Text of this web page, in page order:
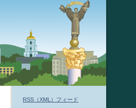
RSS（XML）フィード